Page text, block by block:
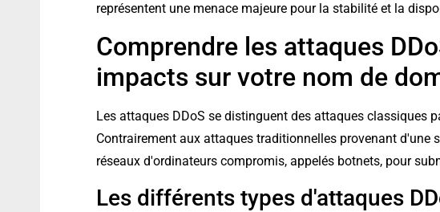
représentent une menace majeure pour la stabilité et la
Comprendre les attaques
impacts sur votre nom de
Les attaques DDoS se distinguent des attaques classiques
Contrairement aux attaques traditionnelles provenant d'une
réseaux d'ordinateurs compromis, appelés botnets, pour
Les différents types d'attaques